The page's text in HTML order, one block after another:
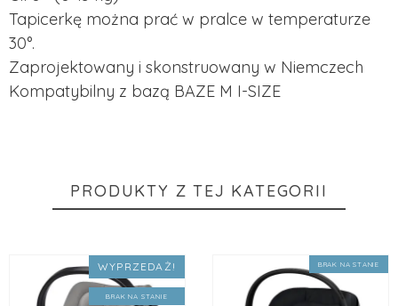
Tapicerkę można prać w pralce w temperaturze
30°.
Zaprojektowany i skonstruowany w Niemczech
Kompatybilny z bazą BAZE M I-SIZE
PRODUKTY Z TEJ KATEGORII
WYPRZEDAŻ!
BRAK NA STANIE
BRAK NA STANIE